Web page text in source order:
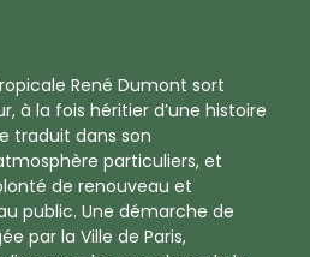
René Dumont sort
à la fois héritier d’une histoire
traduit dans son
particuliers, et
de renouveau et
public. Une démarche de
par la Ville de Paris,